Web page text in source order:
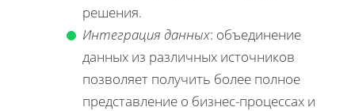
решения.
Интеграция данных: объединение
данных из различных источников
позволяет получить более полное
представление о бизнес-процессах и